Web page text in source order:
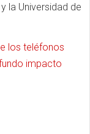
la Universidad de
los teléfonos
impacto